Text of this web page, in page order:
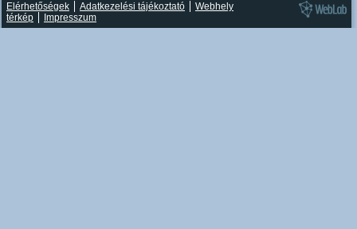
Elérhetőségek Adatkezelési tájékoztató
Webhely
térkép
Impresszum